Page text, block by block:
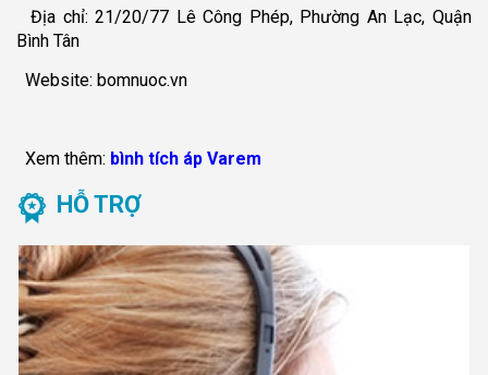
Địa chỉ: 21/20/77 Lê Công Phép, Phường An Lạc, Quận
Bình Tân
Website: bomnuoc.vn
Xem thêm: bình tích áp Varem
HỖ TRỢ